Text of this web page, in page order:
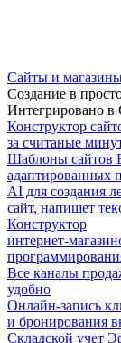
Сайты и
Создание в
Интегрировано в
Конструктор
за считаные
Шаблоны сайтов
адаптированных
AI для создания
сайт, напишет
Конструктор
интернет-
Все каналы
удобно
Онлайн-запись
и бронирования
Складской учет